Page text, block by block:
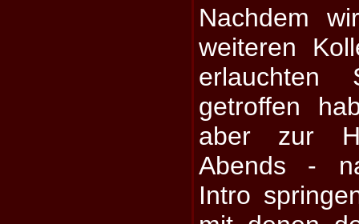
Nachdem
weiteren
erlauchten
getroffen
aber zur
Abends -
Intro